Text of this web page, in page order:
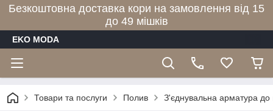
Безкоштовна доставка кори на замовлення від 15
до 49 мішків
EKO MODA
Товари та послуги Полив З'єднувальна арматура до